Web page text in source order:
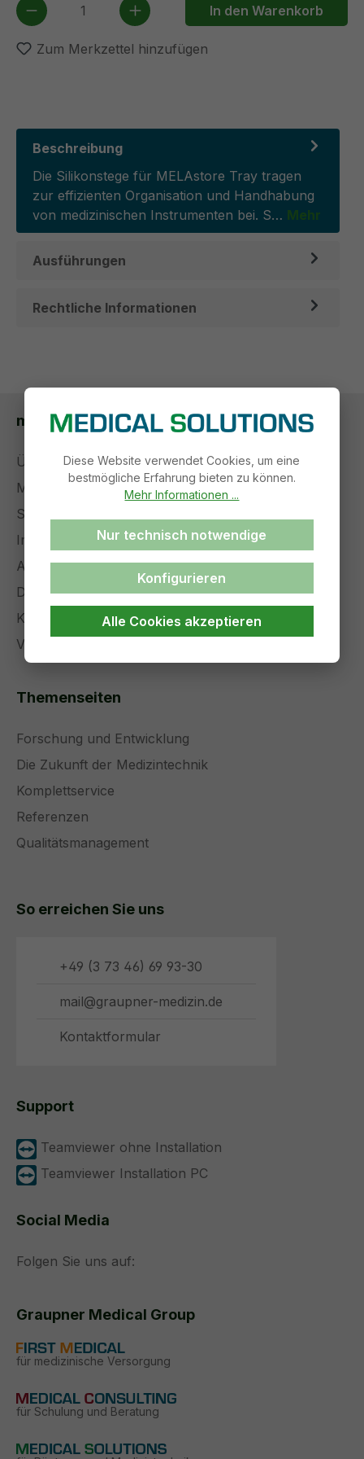
Produkt Anzahl: Gib den gewünschten
In den Warenkorb
Zum Merkzettel hinzufügen
Beschreibung
Die Silikonstege für MELAstore Tray tragen
zur effizienten Organisation und Handhabung
von medizinischen Instrumenten bei. S… Mehr
Ausführungen
Rechtliche Informationen
medical solutions
Über uns
Management
Stellenangebote
Impressum
AGB
Datenschutz
Kontakt
Versand und Zahlung
Themenseiten
Forschung und Entwicklung
Die Zukunft der Medizintechnik
Komplettservice
Referenzen
Qualitätsmanagement
So erreichen Sie uns
+49 (3 73 46) 69 93-30
mail@graupner-medizin.de
Kontaktformular
Support
Teamviewer ohne Installation
Teamviewer Installation PC
Social Media
Folgen Sie uns auf:
Graupner Medical Group
für medizinische Versorgung
für Schulung und Beratung
Diese Website verwendet Cookies, um eine
bestmögliche Erfahrung bieten zu können.
Mehr Informationen ...
Nur technisch notwendige
Konfigurieren
Alle Cookies akzeptieren